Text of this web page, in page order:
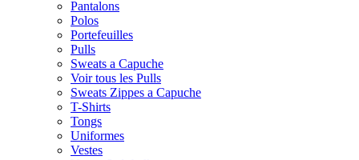
Pantalons
Polos
Portefeuilles
Pulls
Sweats a Capuche
Voir tous les Pulls
Sweats Zippes a Capuche
T-Shirts
Tongs
Uniformes
Vestes